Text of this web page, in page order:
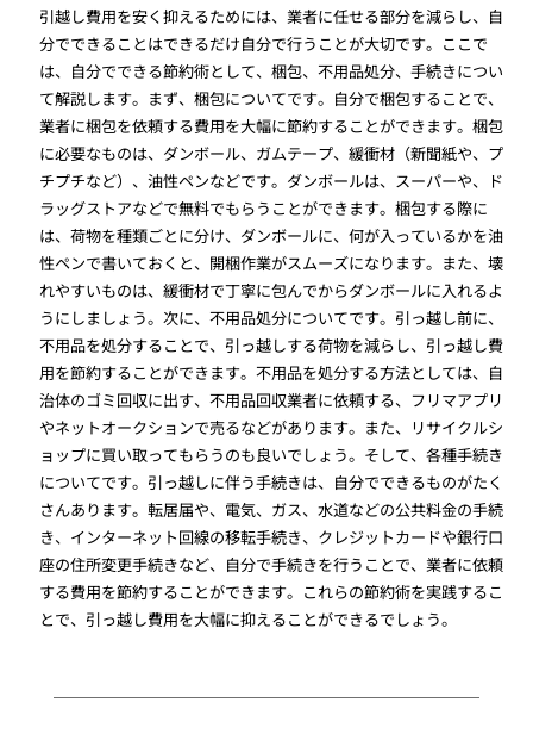
引越し費用を安く抑えるためには、業者に任せる部分を減らし、自
分でできることはできるだけ自分で行うことが大切です。ここで
は、自分でできる節約術として、梱包、不用品処分、手続きについ
て解説します。まず、梱包についてです。自分で梱包することで、
業者に梱包を依頼する費用を大幅に節約することができます。梱包
に必要なものは、ダンボール、ガムテープ、緩衝材（新聞紙や、プ
チプチなど）、油性ペンなどです。ダンボールは、スーパーや、ド
ラッグストアなどで無料でもらうことができます。梱包する際に
は、荷物を種類ごとに分け、ダンボールに、何が入っているかを油
性ペンで書いておくと、開梱作業がスムーズになります。また、壊
れやすいものは、緩衝材で丁寧に包んでからダンボールに入れるよ
うにしましょう。次に、不用品処分についてです。引っ越し前に、
不用品を処分することで、引っ越しする荷物を減らし、引っ越し費
用を節約することができます。不用品を処分する方法としては、自
治体のゴミ回収に出す、不用品回収業者に依頼する、フリマアプリ
やネットオークションで売るなどがあります。また、リサイクルシ
ョップに買い取ってもらうのも良いでしょう。そして、各種手続き
についてです。引っ越しに伴う手続きは、自分でできるものがたく
さんあります。転居届や、電気、ガス、水道などの公共料金の手続
き、インターネット回線の移転手続き、クレジットカードや銀行口
座の住所変更手続きなど、自分で手続きを行うことで、業者に依頼
する費用を節約することができます。これらの節約術を実践するこ
とで、引っ越し費用を大幅に抑えることができるでしょう。